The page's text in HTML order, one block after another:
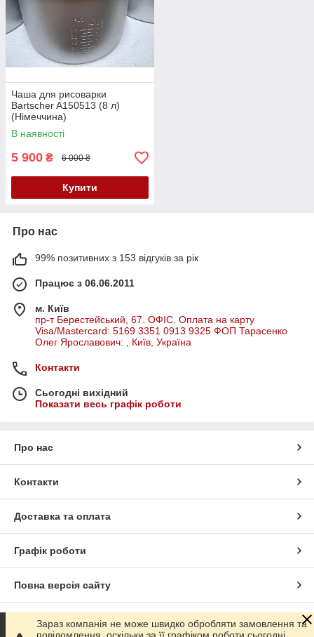
Чаша для рисоварки
Bartscher A150513 (8 л)
(Німеччина)
В наявності
5 900 ₴ 6 000 ₴
Купити
Про нас
99% позитивних з 153 відгуків за рік
Працює з 06.06.2011
м. Київ
пр-т Берестейський, 67. ОФІС. Оплата на карту
Visa/Mastercard: 5169 3351 0913 9325 ФОП Тарасенко
Олег Ярославович: , Київ, Україна
Контакти
Сьогодні вихідний
Показати весь графік роботи
Про нас
Контакти
Доставка та оплата
Графік роботи
Повна версія сайту
Сайт створено на маркетплейсі Prom.ua
Зараз компанія не може швидко обробляти замовлення та